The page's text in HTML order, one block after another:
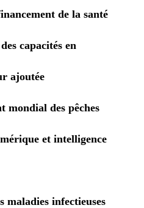
de la santé
capacités en
ajoutée
mondial des pêches
et intelligence
maladies infectieuses